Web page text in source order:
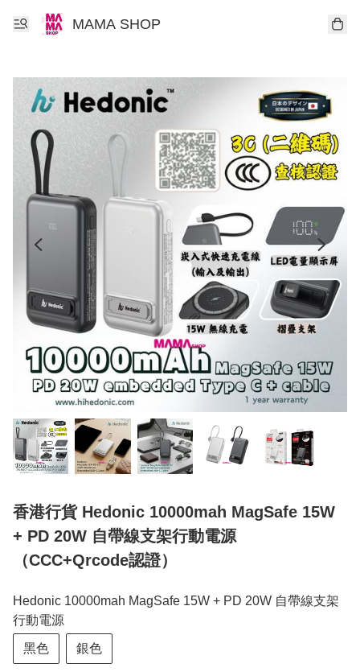
MAMA SHOP
香港行貨 Hedonic 10000mah MagSafe 15W
+ PD 20W 自帶線支架行動電源
（CCC+Qrcode認證）
Hedonic 10000mah MagSafe 15W + PD 20W 自帶線支架
行動電源
黑色 銀色